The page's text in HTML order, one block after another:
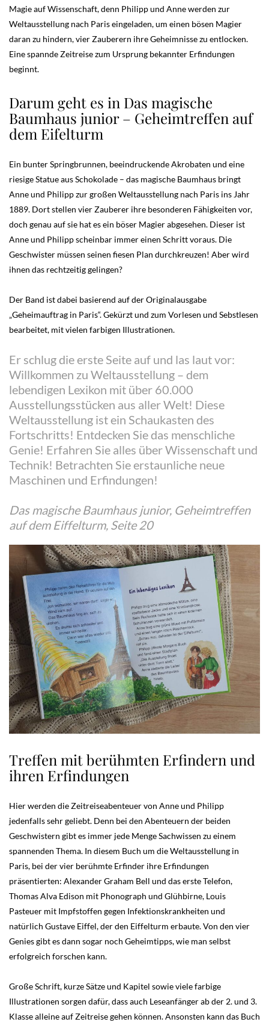
Magie auf Wissenschaft, denn Philipp und Anne werden zur
Weltausstellung nach Paris eingeladen, um einen bösen Magier
daran zu hindern, vier Zauberern ihre Geheimnisse zu entlocken.
Eine spannde Zeitreise zum Ursprung bekannter Erfindungen
beginnt.
Darum geht es in Das magische
Baumhaus junior – Geheimtreffen auf
dem Eifelturm
Ein bunter Springbrunnen, beeindruckende Akrobaten und eine
riesige Statue aus Schokolade – das magische Baumhaus bringt
Anne und Philipp zur großen Weltausstellung nach Paris ins Jahr
1889. Dort stellen vier Zauberer ihre besonderen Fähigkeiten vor,
doch genau auf sie hat es ein böser Magier abgesehen. Dieser ist
Anne und Philipp scheinbar immer einen Schritt voraus. Die
Geschwister müssen seinen fiesen Plan durchkreuzen! Aber wird
ihnen das rechtzeitig gelingen?
Der Band ist dabei basierend auf der Originalausgabe
„Geheimauftrag in Paris“. Gekürzt und zum Vorlesen und Sebstlesen
bearbeitet, mit vielen farbigen Illustrationen.
Er schlug die erste Seite auf und las laut vor:
Willkommen zu Weltausstellung – dem
lebendigen Lexikon mit über 60.000
Ausstellungsstücken aus aller Welt! Diese
Weltausstellung ist ein Schaukasten des
Fortschritts! Entdecken Sie das menschliche
Genie! Erfahren Sie alles über Wissenschaft und
Technik! Betrachten Sie erstaunliche neue
Maschinen und Erfindungen!
Das magische Baumhaus junior, Geheimtreffen
auf dem Eiffelturm, Seite 20
Treffen mit berühmten Erfindern und
ihren Erfindungen
Hier werden die Zeitreiseabenteuer von Anne und Philipp
jedenfalls sehr geliebt. Denn bei den Abenteuern der beiden
Geschwistern gibt es immer jede Menge Sachwissen zu einem
spannenden Thema. In diesem Buch um die Weltausstellung in
Paris, bei der vier berühmte Erfinder ihre Erfindungen
präsentierten: Alexander Graham Bell und das erste Telefon,
Thomas Alva Edison mit Phonograph und Glühbirne, Louis
Pasteuer mit Impfstoffen gegen Infektionskrankheiten und
natürlich Gustave Eiffel, der den Eiffelturm erbaute. Von den vier
Genies gibt es dann sogar noch Geheimtipps, wie man selbst
erfolgreich forschen kann.
Große Schrift, kurze Sätze und Kapitel sowie viele farbige
Illustrationen sorgen dafür, dass auch Leseanfänger ab der 2. und 3.
Klasse alleine auf Zeitreise gehen können. Ansonsten kann das Buch